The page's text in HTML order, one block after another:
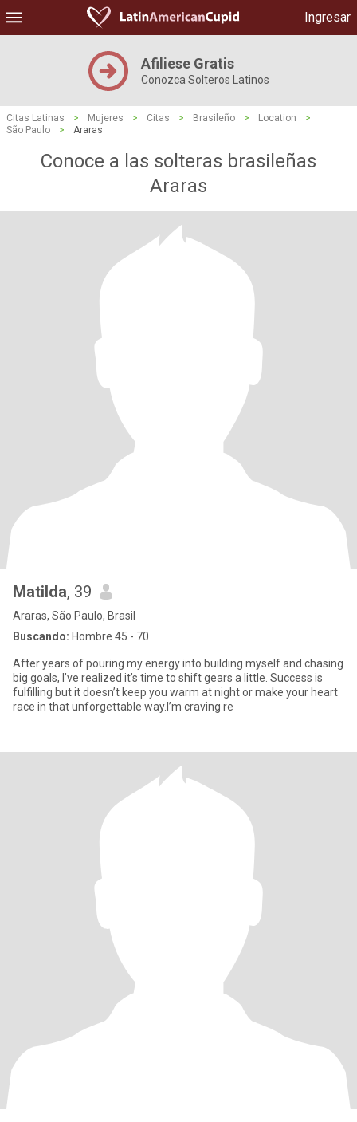
Ingresar
Afiliese Gratis
Conozca Solteros Latinos
Citas Latinas > Mujeres > Citas > Brasileño > Location
>
São Paulo
> Araras
Conoce a las solteras brasileñas
Araras
Matilda, 39
Araras, São Paulo, Brasil
Buscando: Hombre 45 - 70
After years of pouring my energy into building myself and chasing
big goals, I’ve realized it’s time to shift gears a little. Success is
fulfilling but it doesn’t keep you warm at night or make your heart
race in that unforgettable way.I’m craving re